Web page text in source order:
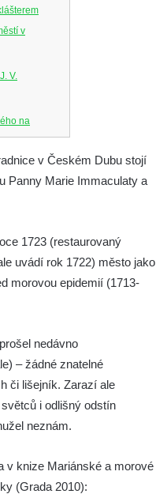
v
V.
na
(Ecce
u
nad
v Českém Dubu stojí
Panny Marie Immaculaty a
1723 (restaurovaný
uvádí rok 1722) město jako
morovou epidemií (1713-
nedávno
– žádné znatelné
či lišejník. Zarazí ale
i odlišný odstín
neznám.
v knize Mariánské a morové
(Grada 2010):